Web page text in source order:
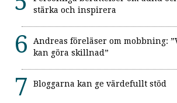
stärka och inspirera
Andreas föreläser om mobbning:
kan göra skillnad”
Bloggarna kan ge värdefullt stöd